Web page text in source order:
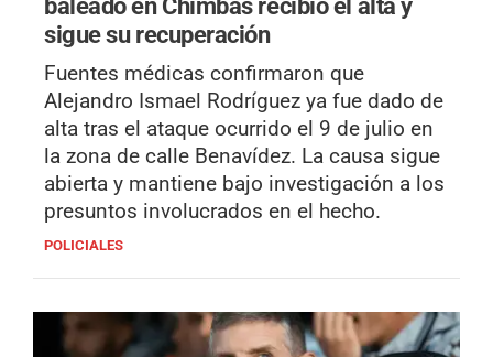
sigue su recuperación
Fuentes médicas confirmaron que
Alejandro Ismael Rodríguez ya fue dado de
alta tras el ataque ocurrido el 9 de julio en
la zona de calle Benavídez. La causa sigue
abierta y mantiene bajo investigación a los
presuntos involucrados en el hecho.
POLICIALES